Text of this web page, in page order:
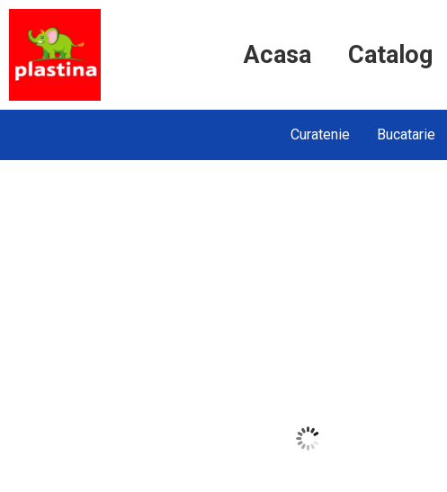
Acasa Catalog
Curatenie Bucatarie